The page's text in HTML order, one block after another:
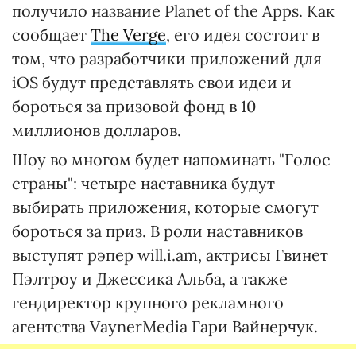
получило название Planet of the Apps. Как
сообщает The Verge, его идея состоит в
том, что разработчики приложений для
iOS будут представлять свои идеи и
бороться за призовой фонд в 10
миллионов долларов.
Шоу во многом будет напоминать "Голос
страны": четыре наставника будут
выбирать приложения, которые смогут
бороться за приз. В роли наставников
выступят рэпер will.i.am, актрисы Гвинет
Пэлтроу и Джессика Альба, а также
гендиректор крупного рекламного
агентства VaynerMedia Гари Вайнерчук.